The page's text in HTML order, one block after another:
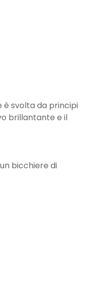
è svolta da principi
brillantante e il
bicchiere di